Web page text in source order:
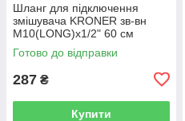
Шланг для підключення
змішувача KRONER зв-вн
M10(LONG)x1/2" 60 см
297366 CV036715
Готово до відправки
287 ₴
Купити